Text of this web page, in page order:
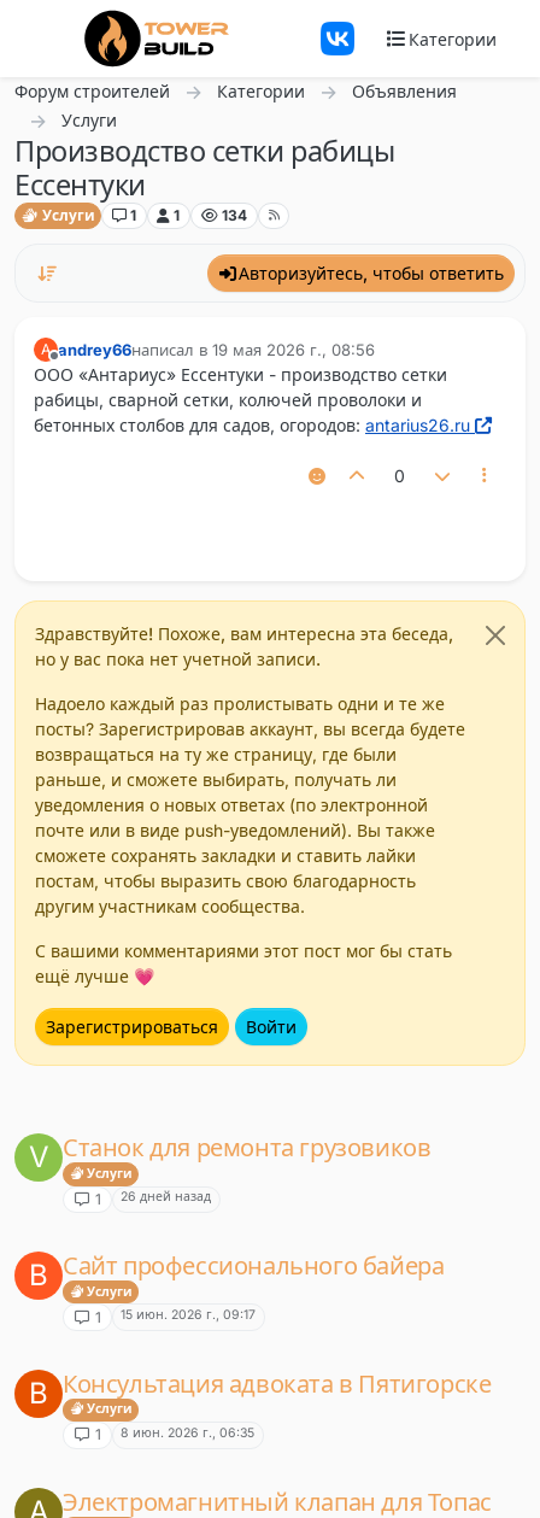
Перейти к содержанию
Категории
Форум строителей Категории
Объявления
Услуги
Производство сетки рабицы
Ессентуки
Услуги 1 1 134
Авторизуйтесь, чтобы ответить
A
Не в сети
andrey66написал в 19 мая 2026 г., 08:56
отредактировано
ООО «Антариус» Ессентуки - производство сетки
рабицы, сварной сетки, колючей проволоки и
бетонных столбов для садов, огородов: antarius26.ru
0
Здравствуйте! Похоже, вам интересна эта беседа,
но у вас пока нет учетной записи.
Надоело каждый раз пролистывать одни и те же
посты? Зарегистрировав аккаунт, вы всегда будете
возвращаться на ту же страницу, где были
раньше, и сможете выбирать, получать ли
уведомления о новых ответах (по электронной
почте или в виде push-уведомлений). Вы также
сможете сохранять закладки и ставить лайки
постам, чтобы выразить свою благодарность
другим участникам сообщества.
С вашими комментариями этот пост мог бы стать
ещё лучше 💗
Зарегистрироваться Войти
V Станок для ремонта грузовиков
Услуги
1 26 дней назад
B Сайт профессионального байера
Услуги
1 15 июн. 2026 г., 09:17
B Консультация адвоката в Пятигорске
Услуги
1 8 июн. 2026 г., 06:35
A Электромагнитный клапан для Топас